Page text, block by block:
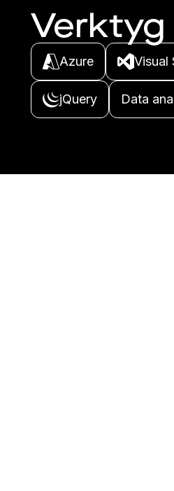
Verktyg
Azure Visual
jQuery Data